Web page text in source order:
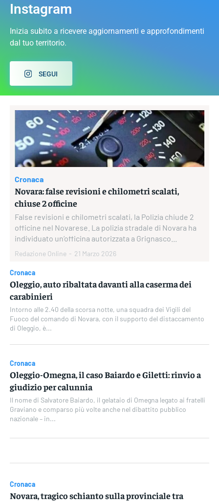
Instagram
Inizia subito a ricevere aggiornamenti e approfondimenti
dal tuo territorio.
SEGUI
Cronaca
Novara: false revisioni e chilometri scalati,
chiuse 2 officine
False revisioni e chilometri scalati, la Polizia chiude 2
officine nel Novarese. La polizia stradale di Novara ha
individuato un’officina autorizzata a Grignasco...
Redazione Online - 21 Marzo 2026
Cronaca
Oleggio, auto ribaltata davanti alla caserma dei
carabinieri
Intorno alle 2.40 della scorsa notte, una squadra dei Vigili del
Fuoco del comando di Novara, con il supporto del distaccamento
di Oleggio, è...
Cronaca
Oleggio-Omegna, il caso Baiardo e Giletti: rinvio a
giudizio per calunnia
Il nome di Salvatore Baiardo, il gelataio di Omegna legato ai fratelli
Graviano e comparso più volte anche nel dibattito pubblico
nazionale – in...
Cronaca
Novara, tragico schianto sulla provinciale tra